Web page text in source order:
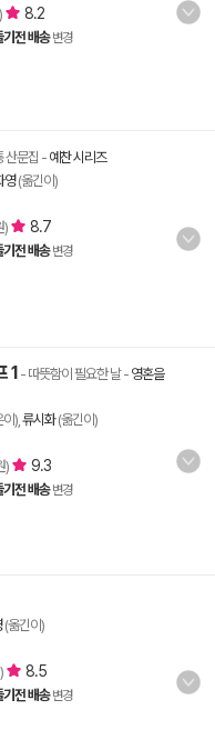
8.2
기전 배송 변경
산문집 - 예찬 시리즈
영(옮긴이)
) 8.7
기전 배송 변경
1 - 따뜻함이 필요한 날- 영혼을
), 류시화(옮긴이)
) 9.3
기전 배송 변경
(옮긴이)
8.5
기전 배송 변경